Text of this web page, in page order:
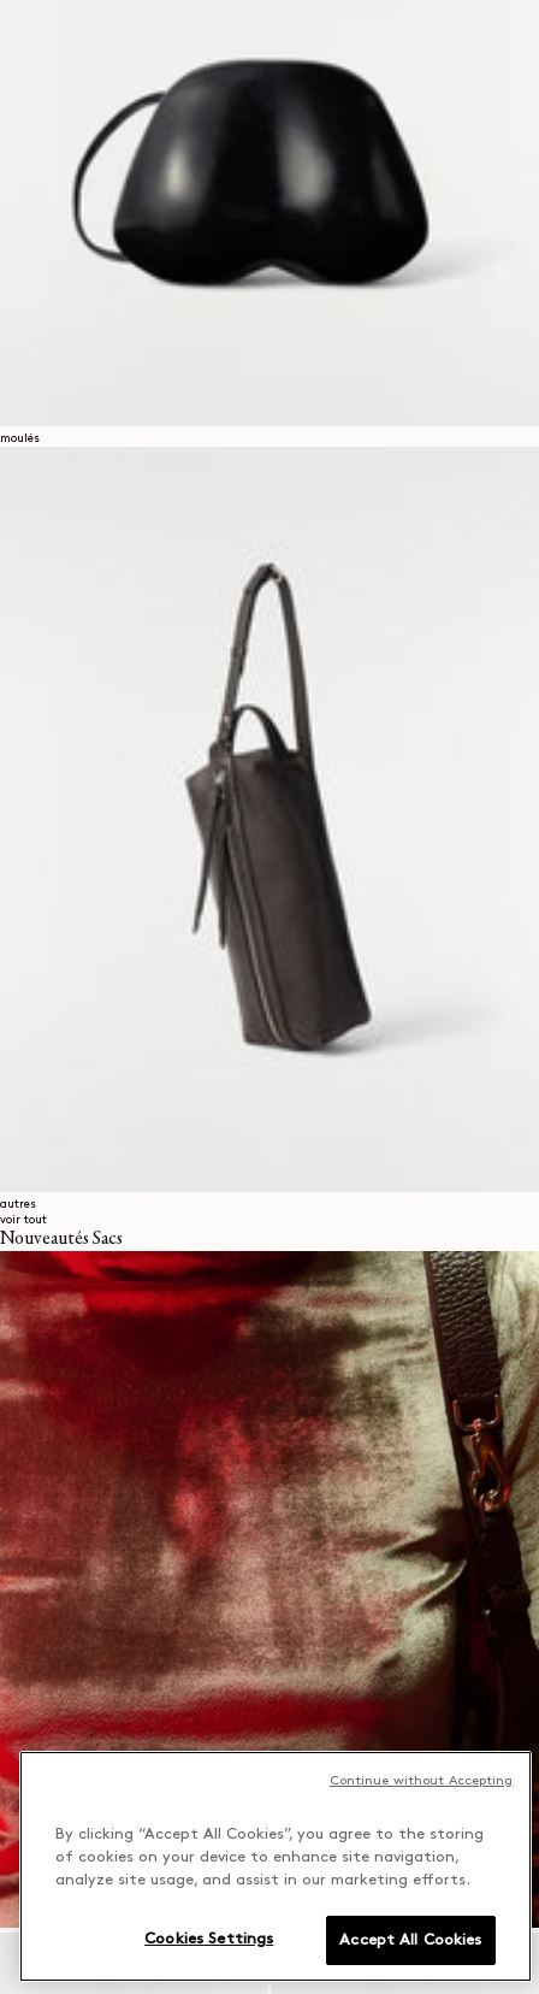
moulés
autres
voir tout
Nouveautés Sacs
By clicking “Accept All Cookies”, you agree to the storing
of cookies on your device to enhance site navigation,
analyze site usage, and assist in our marketing efforts.
Accept All Cookies
Cookies Settings
Continue without Accepting